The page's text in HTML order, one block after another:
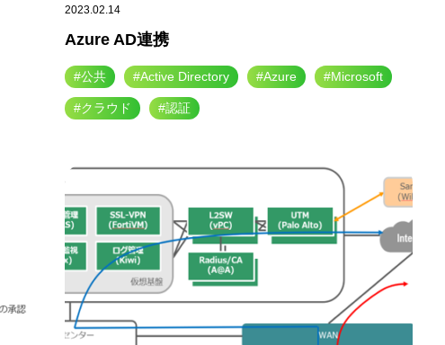
2023.02.14
Azure AD連携
#公共 #Active Directory #Azure #Microsoft
#クラウド #認証